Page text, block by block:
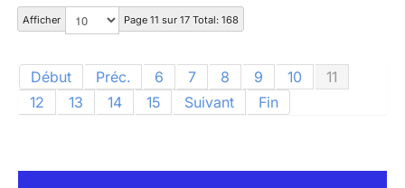
Afficher Page 11 sur 17 Total: 168
Début Préc. 6 7 8 9 10
11
12
13 14 15 Suivant Fin